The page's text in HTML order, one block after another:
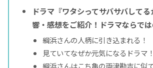
ドラマ『ワタシってサバサバして
響・感想をご紹介！ドラマならで
綱浜さんの人柄に引き込まれる！
見ていてなぜか元気になるドラマ！
綱浜さんはこち亀の両津勘吉に似